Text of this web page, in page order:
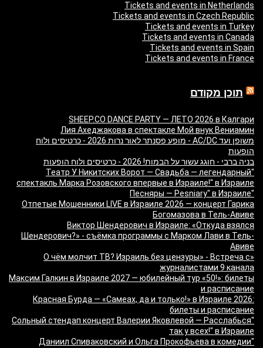
Tickets and events in Netherlands
Tickets and events in Czech Republic
Tickets and events in Turkey
Tickets and events in Canada
Tickets and events in Spain
Tickets and events in France
תוכן מקודם
SHEEP.CO DANCE PARTY — ЛЕТО 2026 в Калгари
Лия Ахеджакова в спектакле Мой внук Вениамин
משופן ועד AC/DC - מופע פסנתר לאור נרות 2026 - כרטיסים ולוח
הופעות
בניה ברבי - חוגג עשור על הבמות! 2026 - כרטיסים ולוח הופעות
"Театр У Никитских Ворот — Свадьба — легендарный
спектакль Марка Розовского впервые в Израиле!" в Израиле
"Песняры — Pesniary" в Израиле
Отпетые Мошенники LIVE в Израиле 2026 — концерт Гарика
Богомазова в Тель-Авиве
Виктор Шендерович в Израиле: «Откуда взялся
Шендерович?» - съёмка программы с Марком Лави в Тель-
Авиве
«О чём молчит ТВ? Израиль без цензуры» - Встреча с
журналистами 9 канала
Максим Галкин в Израиле 2027 — юбилейный тур «50!»: билеты
и расписание
Красная Бурда — «Самеах, да и только!» в Израиле 2026:
билеты и расписание
"Сольный стендап концерт Валерии Яковлевой — Расслабься
так у всех!" в Израиле
"Даниил Спиваковский и Ольга Прокофьева в комедии